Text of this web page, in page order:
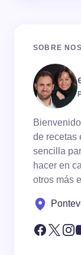
SOBRE
de recetas
sencilla
hacer en
otros más